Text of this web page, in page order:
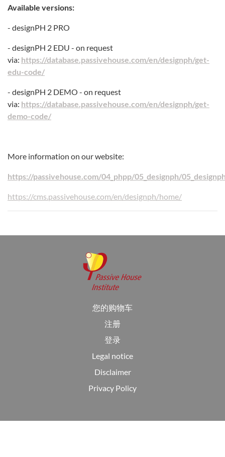
Available versions:
- designPH 2 PRO
- designPH 2 EDU - on request
via: https://database.passivehouse.com/en/designph/get-
edu-code/
- designPH 2 DEMO - on request
via: https://database.passivehouse.com/en/designph/get-
demo-code/
More information on our website:
https://passivehouse.com/04_phpp/05_designph/
https://cms.passivehouse.com/en/designph/home/
您的购物车
注册
登录
Legal notice
Disclaimer
Privacy Policy